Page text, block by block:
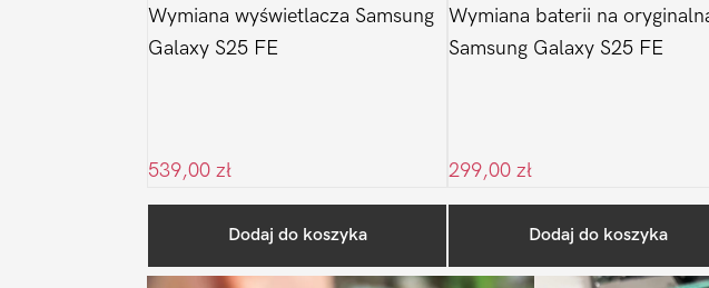
Wymiana wyświetlacza Samsung
Galaxy S25 FE
539,00 zł
Dodaj do koszyka
Wymiana baterii na
Samsung Galaxy S25 FE
299,00 zł
Dodaj do koszyka